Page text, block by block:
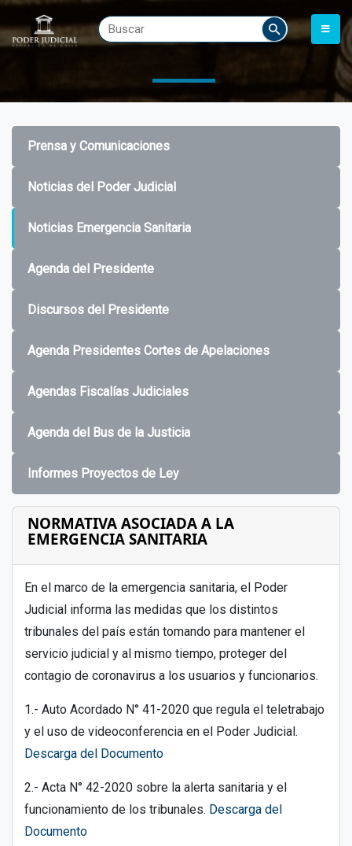
Prensa y Comunicaciones
Noticias del Poder Judicial
Noticias Emergencia Sanitaria
Agenda del Presidente
Discursos del Presidente
Agenda Presidentes Cortes de Apelaciones
Agendas Fiscalías Judiciales
Agenda del Bus de la Justicia
Informes Proyectos de Ley
NORMATIVA ASOCIADA A LA
EMERGENCIA SANITARIA
En el marco de la emergencia sanitaria, el Poder
Judicial informa las medidas que los distintos
tribunales del país están tomando para mantener el
servicio judicial y al mismo tiempo, proteger del
contagio de coronavirus a los usuarios y funcionarios.
1.- Auto Acordado N° 41-2020 que regula el teletrabajo
y el uso de videoconferencia en el Poder Judicial.
Descarga del Documento
2.- Acta N° 42-2020 sobre la alerta sanitaria y el
funcionamiento de los tribunales. Descarga del
Documento